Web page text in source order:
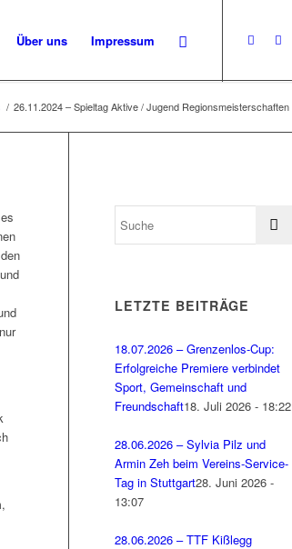
Über uns Impressum
/ 26.11.2024 – Spieltag Aktive / Jugend Regionsmeisterschaften
LETZTE BEITRÄGE
18.07.2026 – Grenzenlos-Cup:
Erfolgreiche Premiere verbindet
Sport, Gemeinschaft und
Freundschaft18. Juli 2026 - 18:22
28.06.2026 – Sylvia Pilz und
Armin Zeh beim Vereins-Service-
Tag in Stuttgart28. Juni 2026 -
13:07
28.06.2026 – TTF Kißlegg